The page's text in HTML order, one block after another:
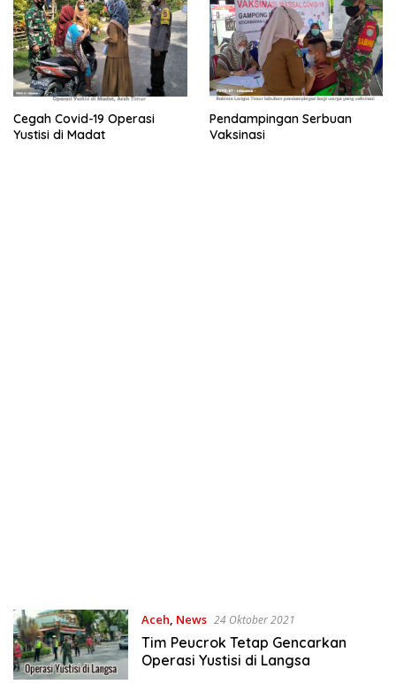
Cegah Covid-19 Operasi
Yustisi di Madat
Pendampingan Serbuan
Vaksinasi
Aceh, News 24 Oktober 2021
Tim Peucrok Tetap Gencarkan
Operasi Yustisi di Langsa